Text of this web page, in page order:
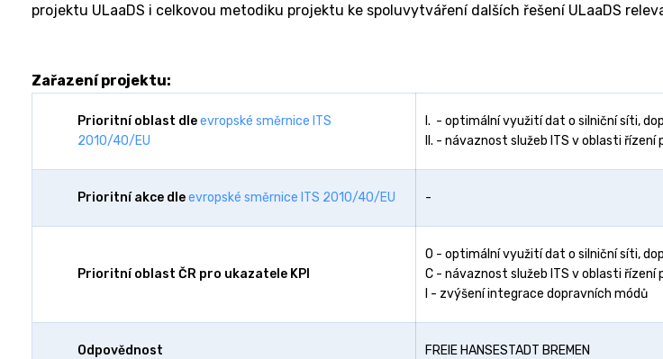
projektu ULaaDS i celkovou metodiku projektu ke spoluvytváření dalších řešení ULaaDS
Zařazení projektu:
Prioritní oblast dleevropské směrnice ITS
2010/40/EU
I. - optimální využití dat o silniční síti,
II. - návaznost služeb ITS v oblasti
Prioritní akce dleevropské směrnice ITS 2010/40/EU -
Prioritní oblast ČR pro ukazatele KPI
O - optimální využití dat o silniční síti,
C - návaznost služeb ITS v oblasti řízení
I - zvýšení integrace dopravních módů
Odpovědnost FREIE HANSESTADT BREMEN